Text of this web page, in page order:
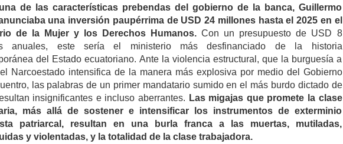
de las características prebendas del gobierno de la banca, Guillermo
una inversión paupérrima de USD 24 millones hasta el 2025 en el
de la Mujer y los Derechos Humanos. Con un presupuesto de USD 8
anuales, este sería el ministerio más desfinanciado de la historia
del Estado ecuatoriano. Ante la violencia estructural, que la burguesía a
Narcoestado intensifica de la manera más explosiva por medio del Gobierno
las palabras de un primer mandatario sumido en el más burdo dictado de
insignificantes e incluso aberrantes. Las migajas que promete la clase
más allá de sostener e intensificar los instrumentos de exterminio
patriarcal, resultan en una burla franca a las muertas, mutiladas,
y violentadas, y la totalidad de la clase trabajadora.